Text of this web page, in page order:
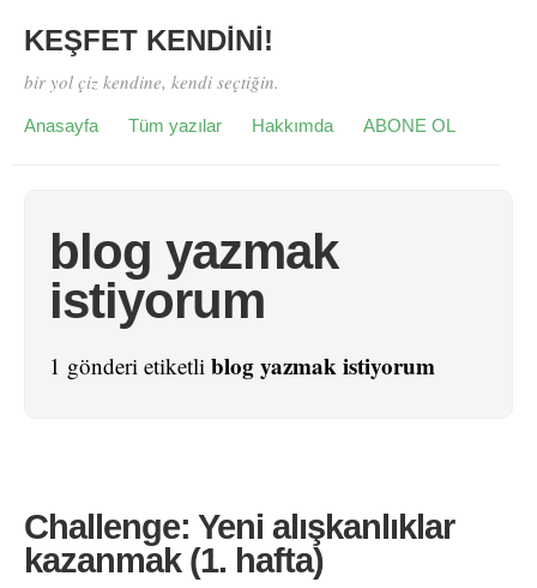
KEŞFET KENDİNİ!
bir yol çiz kendine, kendi seçtiğin.
Anasayfa Tüm yazılar Hakkımda ABONE OL
blog yazmak
istiyorum
1 gönderi etiketli blog yazmak istiyorum
Challenge: Yeni alışkanlıklar
kazanmak (1. hafta)